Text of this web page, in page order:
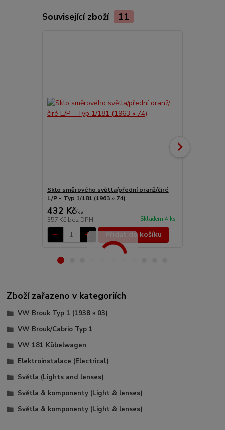
Související zboží 11
Sklo směrového světla/přední oranž/čiré
L/P - Typ 1/181 (1963 » 74)
432 Kč/ks
357 Kč bez DPH Skladem 4 ks
Přidat do košíku
Zboží zařazeno v kategoriích
VW Brouk Typ 1 (1938 » 03)
VW Brouk/Cabrio Typ 1
VW 181 Kübelwagen
Elektroinstalace (Electrical)
Světla (Lights and lenses)
Světla & komponenty (Light & lenses)
Světla & komponenty (Light & lenses)